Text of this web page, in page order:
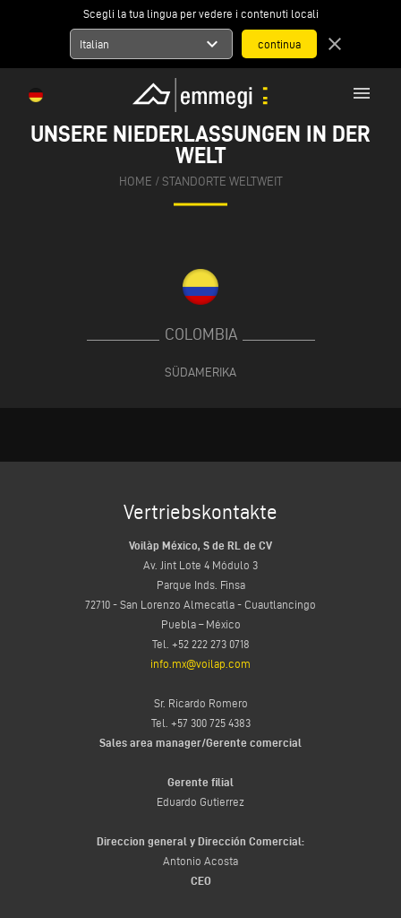
Scegli la tua lingua per vedere i contenuti locali
Italian expand_more close
menu
UNSERE NIEDERLASSUNGEN IN DER
WELT
HOME / STANDORTE WELTWEIT
COLOMBIA
SÜDAMERIKA
Vertriebskontakte
Voilàp México, S de RL de CV
Av. Jint Lote 4 Módulo 3
Parque Inds. Finsa
72710 - San Lorenzo Almecatla - Cuautlancingo
Puebla – México
Tel. +52 222 273 0718
info.mx@voilap.com
Sr. Ricardo Romero
Tel. +57 300 725 4383
Sales area manager/Gerente comercial
Gerente filial
Eduardo Gutierrez
Direccion general y Dirección Comercial:
Antonio Acosta
CEO